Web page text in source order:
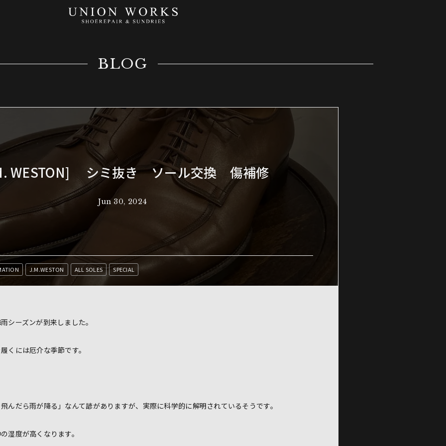
BLOG
WESTON] シミ抜き ソール交換 傷補修
Jun 30, 2024
J.M.WESTON ALL SOLES SPECIAL
シーズンが到来しました。
くには厄介な季節です。
んだら雨が降る」なんて諺がありますが、実際に科学的に解明されているそうです。
湿度が高くなります。